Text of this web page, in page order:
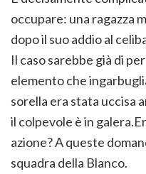
occupare: una ragazza
dopo il suo addio al
Il caso sarebbe già di
elemento che
sorella era stata uccisa
il colpevole è in
azione? A queste
squadra della Blanco.